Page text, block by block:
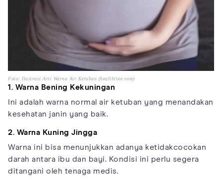
Foto: Ilustrasi Arti Warna Air Ketuban (healthline.com)
1. Warna Bening Kekuningan
Ini adalah warna normal air ketuban yang menandakan
kesehatan janin yang baik.
2. Warna Kuning Jingga
Warna ini bisa menunjukkan adanya ketidakcocokan
darah antara ibu dan bayi. Kondisi ini perlu segera
ditangani oleh tenaga medis.